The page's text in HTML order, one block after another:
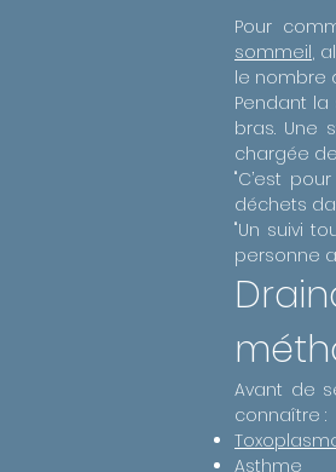
Pour
sommeil,
le nombre
Pendant
bras. Une
chargée
"C’est
déchets
"Un suivi
personne
Avant de
connaître :
Asthme